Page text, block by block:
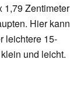
1,79 Zentimeter
Hier kann
leichtere 15-
und leicht.